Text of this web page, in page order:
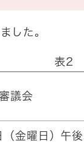
した。
表2
議会
金曜日）午